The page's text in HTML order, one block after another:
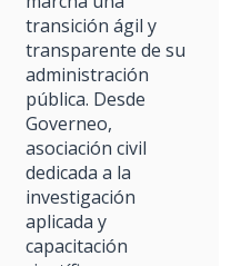
transición ágil y
transparente de su
administración
pública. Desde
Governeo,
asociación civil
dedicada a la
investigación
aplicada y
capacitación